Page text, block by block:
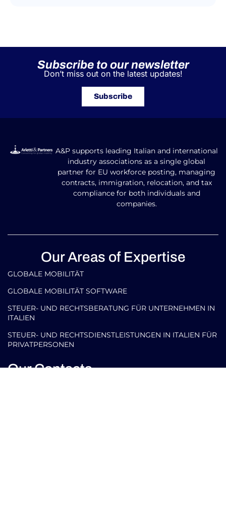
Subscribe to our newsletter
Don’t miss out on the latest updates!
Subscribe
A&P supports leading Italian and international
industry associations as a single global
partner for EU workforce posting, managing
contracts, immigration, relocation, and tax
compliance for both individuals and
companies.
Our Areas of Expertise
GLOBALE MOBILITÄT
GLOBALE MOBILITÄT SOFTWARE
STEUER- UND RECHTSBERATUNG FÜR UNTERNEHMEN IN
ITALIEN
STEUER- UND RECHTSDIENSTLEISTUNGEN IN ITALIEN FÜR
PRIVATPERSONEN
Our Contacts